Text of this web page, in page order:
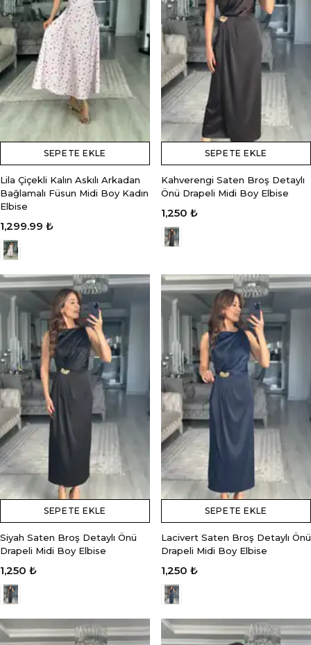
SEPETE EKLE
Lila Çiçekli Kalın Askılı Arkadan
Bağlamalı Füsun Midi Boy Kadın
Elbise
1,299.99 ₺
SEPETE EKLE
Kahverengi Saten Broş Detaylı
Önü Drapeli Midi Boy Elbise
1,250 ₺
SEPETE EKLE
Siyah Saten Broş Detaylı Önü
Drapeli Midi Boy Elbise
1,250 ₺
SEPETE EKLE
Lacivert Saten Broş Detaylı Önü
Drapeli Midi Boy Elbise
1,250 ₺